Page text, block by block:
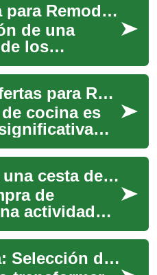
Guía Completa para Remodelar tu Cocina: Diseño, Planificación y Consejos Expertos
de una
los
que puedes
Más allá
Las Mejores Ofertas para Renovar tu Cocina: Guía Completa 2024
cocina es
el corazón de
Consejos para una cesta de la compra equilibrada
de
actividad
la vida diaria
hogares,
Guía Definitiva: Selección de Muebles para tu Cocina Ideal